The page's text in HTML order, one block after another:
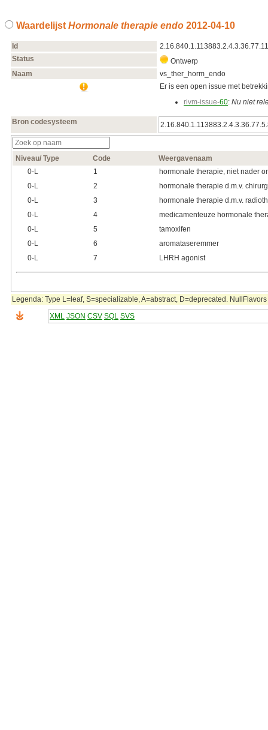
Waardelijst Hormonale therapie endo 2012‑04‑10
Id
Status
Ontwerp
Naam
vs_ther_horm_endo
Er is een open issue met
rivm-issue-60: Nu niet
Bron codesysteem
Niveau/ Type Code
Weergavenaam
0‑L
1
hormonale therapie, niet nader
0‑L
2
hormonale therapie d.m.v.
0‑L
3
hormonale therapie d.m.v.
0‑L
4
medicamenteuze hormonale
0‑L
5
tamoxifen
0‑L
6
aromataseremmer
0‑L
7 LHRH agonist
Legenda: Type L=leaf, S=specializable, A=abstract, D=deprecated.
XML JSON CSV SQL SVS